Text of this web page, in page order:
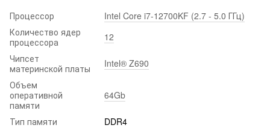
Процессор
Intel Core i7-12700KF (2.7 - 5.0 ГГц)
Количество ядер
процессора
12
Чипсет
материнской платы
Intel® Z690
Объем
оперативной
памяти
64Gb
Тип памяти
DDR4